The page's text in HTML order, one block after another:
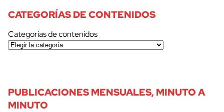
CATEGORÍAS DE CONTENIDOS
Categorías de contenidos
PUBLICACIONES MENSUALES, MINUTO A
MINUTO